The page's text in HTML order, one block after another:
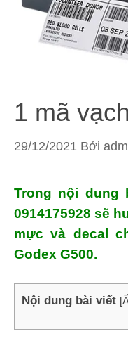
1 mã
29/12/2021 Bởi
Trong nội dung
0914175928 sẽ
mực và decal
Godex G500.
Nội dung bài viết [